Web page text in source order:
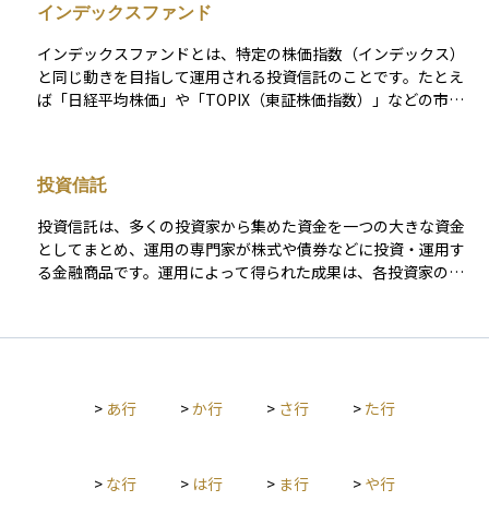
高くなるため、売買のタイミングには注意が必要です。 一般的
に、流動性の低い市場や銘柄ではスプレッドが広がりやすく、
反対に、取引が活発な市場ではスプレッドが狭くなる傾向があ
ります。そのため、スプレッドの大きさは、市場の流動性や取
引コストを判断する一つの指標となります。
インデックスファンド
インデックスファンドとは、特定の株価指数（インデックス）
と同じ動きを目指して運用される投資信託のことです。たとえ
ば「日経平均株価」や「TOPIX（東証株価指数）」などの市場
め、手数料が比較的安いことも魅力の一つです。投資初心者に
とっては、安定した長期運用の第一歩として選びやすいファン
ドの一つです。
投資信託
投資信託は、多くの投資家から集めた資金を一つの大きな資金
としてまとめ、運用の専門家が株式や債券などに投資・運用す
る金融商品です。運用によって得られた成果は、各投資家の投
にあります。ただし、運用管理に必要な信託報酬や購入時手数
がその方針に基づいて投資先を選定し、資金を運用していきま
> あ行 >か行 > さ行 > た行
> な行 > は行 > ま行 > や行